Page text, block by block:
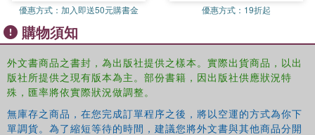
The book is lively and readable and provides a challenging
introduction to the development and problems of the
largest country in the Middle East.
First published 1988.
優惠方式： 加入即送50元購書金 優惠方式： 19折起
購物須知
外文書商品之書封，為出版社提供之樣本。實際出貨商品，以出
版社所提供之現有版本為主。部份書籍，因出版社供應狀況特
殊，匯率將依實際狀況做調整。
無庫存之商品，在您完成訂單程序之後，將以空運的方式為你下
單調貨。為了縮短等待的時間，建議您將外文書與其他商品分開